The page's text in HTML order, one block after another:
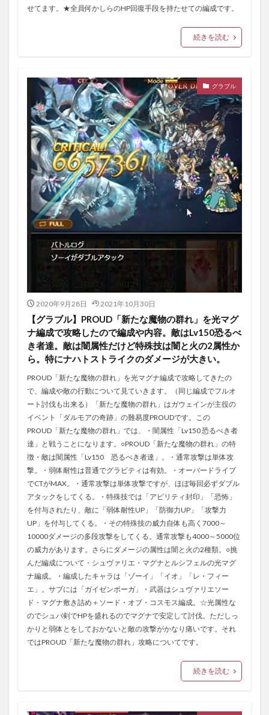
せてます。★全員何かしらのHP回復手段を持たせての編成です。
続きを読む
グラブル
2020年9月28日 2021年10月30日
【グラブル】PROUD「新たな魔物の群れ」を光マグ
ナ編成で攻略したので編成や内容。敵はLv150恐るべ
き者達。敵は闇属性だけど特殊技は闇と火の2属性か
ら。特にナハトストライクのダメージが大きい。
PROUD「新たな魔物の群れ」を光マグナ編成で攻略してきたの
で、編成や敵の行動について見ていきます。（同じ編成でフルオ
ート討伐も出来る）「新たな魔物の群れ」はガウェインが主役の
イベント「ダルモアの奇跡」の難易度PROUDです。この
PROUD「新たな魔物の群れ」では、・闇属性「Lv150 恐るべき者
達」と戦うことになります。○PROUD「新たな魔物の群れ」の特
徴・敵は闇属性「Lv150 恐るべき者達」。・通常攻撃は単体攻
撃。・弱体耐性は普通でグラビティは有効。・オーバードライブ
でCTがMAX。・通常攻撃は単体攻撃ですが、ほぼ毎回必ずダブル
アタックをしてくる。・特殊技では「アビリティ封印」「恐怖」
を付与されたり、敵に「弱体耐性UP」「防御力UP」「攻撃力
UP」を付与してくる。・その特殊技の威力自体も高く7000～
10000ダメージの多段攻撃をしてくる。通常攻撃も4000～5000位
の威力があります。さらにダメージの属性は闇と火の2種類。○挑
んだ編成について・シュヴァリエ・マグナとルシフェルの光マグ
ナ編成。・編成したキャラは「ゾーイ」「イオ」「レ・フィー
エ」。サブには「ガイゼンボーガ」・武器はシュヴァリエソー
ド・マグナ敷き詰め＋ソード・オブ・コスモス編成。☆光属性な
のでシュバ剣でHPを盛れるのでマグナで安定して討伐。ただしっ
かりと弱体とをしておかないと敵の攻撃がかなり痛いです。それ
ではPROUD「新たな魔物の群れ」攻略についてです。
続きを読む